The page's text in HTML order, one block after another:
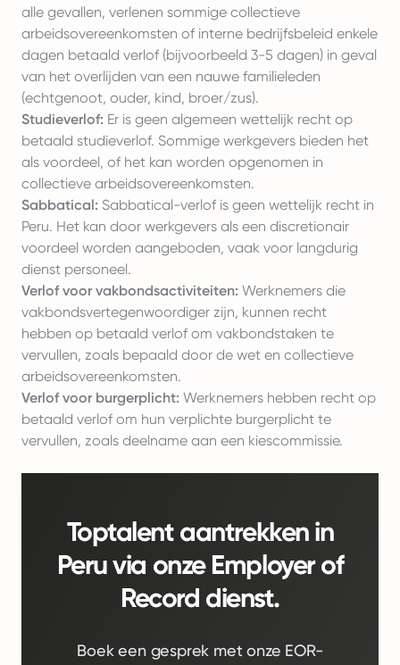
alle gevallen, verlenen sommige collectieve
arbeidsovereenkomsten of interne bedrijfsbeleid enkele
dagen betaald verlof (bijvoorbeeld 3-5 dagen) in geval
van het overlijden van een nauwe familieleden
(echtgenoot, ouder, kind, broer/zus).
Studieverlof: Er is geen algemeen wettelijk recht op
betaald studieverlof. Sommige werkgevers bieden het
als voordeel, of het kan worden opgenomen in
collectieve arbeidsovereenkomsten.
Sabbatical: Sabbatical-verlof is geen wettelijk recht in
Peru. Het kan door werkgevers als een discretionair
voordeel worden aangeboden, vaak voor langdurig
dienst personeel.
Verlof voor vakbondsactiviteiten: Werknemers die
vakbondsvertegenwoordiger zijn, kunnen recht
hebben op betaald verlof om vakbondstaken te
vervullen, zoals bepaald door de wet en collectieve
arbeidsovereenkomsten.
Verlof voor burgerplicht: Werknemers hebben recht op
betaald verlof om hun verplichte burgerplicht te
vervullen, zoals deelname aan een kiescommissie.
Toptalent aantrekken in
Peru via onze Employer of
Record dienst.
Boek een gesprek met onze EOR-